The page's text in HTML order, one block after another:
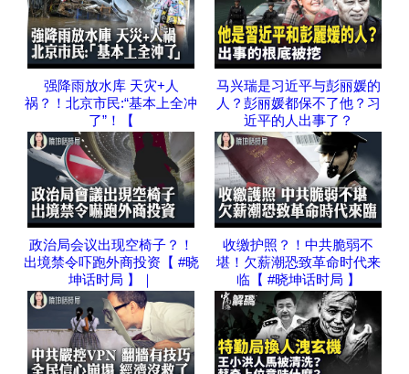
强降雨放水库 天灾+人
祸？！北京市民:“基本上全冲
了”！【
马兴瑞是习近平与彭丽媛的
人？彭丽媛都保不了他？习
近平的人出事了？
政治局会议出现空椅子？！
出境禁令吓跑外商投资【 #晓
坤话时局 】｜
收缴护照？！中共脆弱不
堪！欠薪潮恐致革命时代来
临【 #晓坤话时局 】